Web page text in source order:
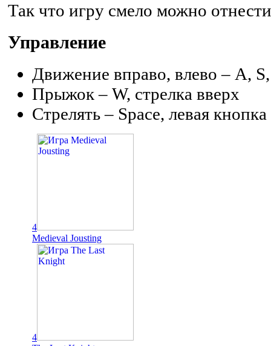
Так что игру смело можно
Управление
Движение вправо, влево – A,
Прыжок – W, стрелка вверх
Стрелять – Space, левая
4
Medieval Jousting
4